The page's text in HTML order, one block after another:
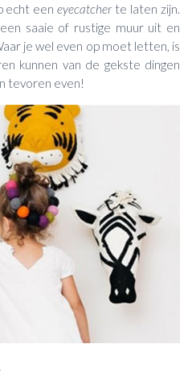
echt eeneyecatcherte laten zijn.
saaie of rustige muur uit en
je wel even op moet letten, is
kunnen van de gekste dingen
tevoren even!